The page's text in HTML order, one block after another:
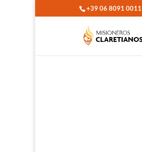
+39 06 8091 0011